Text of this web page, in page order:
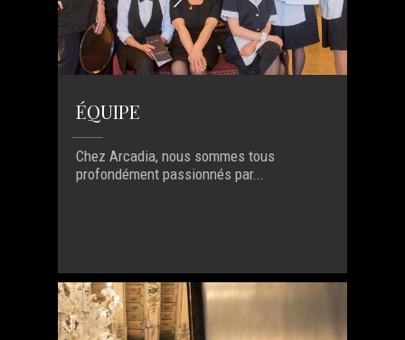
ÉQUIPE
Chez Arcadia, nous sommes tous
profondément passionnés par...